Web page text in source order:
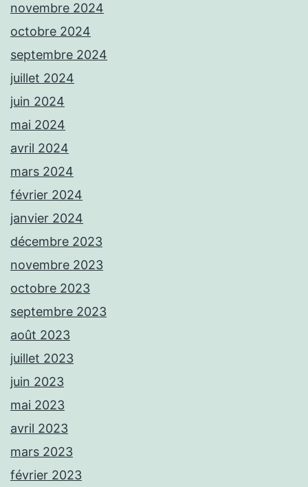
novembre 2024
octobre 2024
septembre 2024
juillet 2024
juin 2024
mai 2024
avril 2024
mars 2024
février 2024
janvier 2024
décembre 2023
novembre 2023
octobre 2023
septembre 2023
août 2023
juillet 2023
juin 2023
mai 2023
avril 2023
mars 2023
février 2023